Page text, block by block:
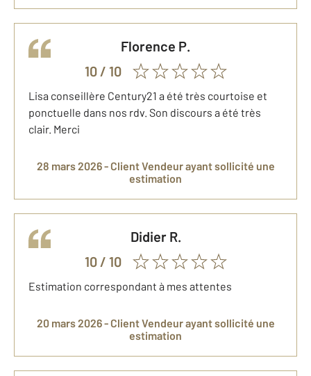
Florence P.
10/ 10
Lisa conseillère Century21 a été très courtoise et
ponctuelle dans nos rdv. Son discours a été très
clair. Merci
28 mars 2026 - Client Vendeurayant sollicité une
estimation
Didier R.
10/ 10
Estimation correspondant à mes attentes
20 mars 2026 - Client Vendeurayant sollicité une
estimation